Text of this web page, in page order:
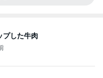
プした牛肉